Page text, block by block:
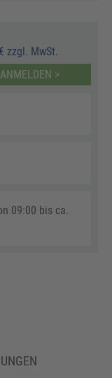
zzgl. MwSt.
>
09:00 bis ca.